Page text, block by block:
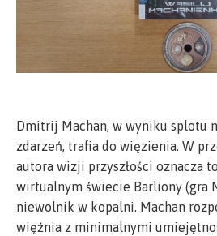
Dmitrij Machan, w wyniku splotu
zdarzeń, trafia do więzienia. W
autora wizji przyszłości oznacza
wirtualnym świecie Barliony (gra
niewolnik w kopalni. Machan
więźnia z minimalnymi